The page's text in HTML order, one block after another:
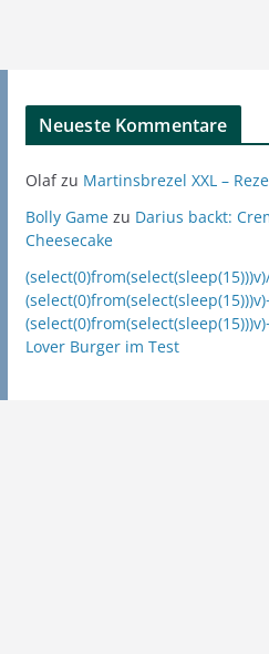
Neueste Kommentare
Olafzu Martinsbrezel XXL –
Bolly Gamezu Darius backt:
Cheesecake
Lover Burger im Test